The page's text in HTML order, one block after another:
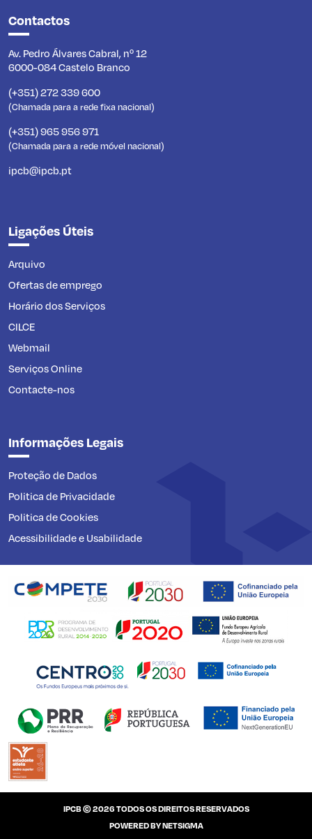
Contactos
Av. Pedro Álvares Cabral, nº 12
6000-084 Castelo Branco
(+351) 272 339 600
(Chamada para a rede fixa nacional)
(+351) 965 956 971
(Chamada para a rede móvel nacional)
ipcb@ipcb.pt
Ligações Úteis
Arquivo
Ofertas de emprego
Horário dos Serviços
CILCE
Webmail
Serviços Online
Contacte-nos
Informações Legais
Proteção de Dados
Politica de Privacidade
Politica de Cookies
Acessibilidade e Usabilidade
IPCB © 2026 TODOS OS DIREITOS RESERVADOS
POWERED BYNETSIGMA